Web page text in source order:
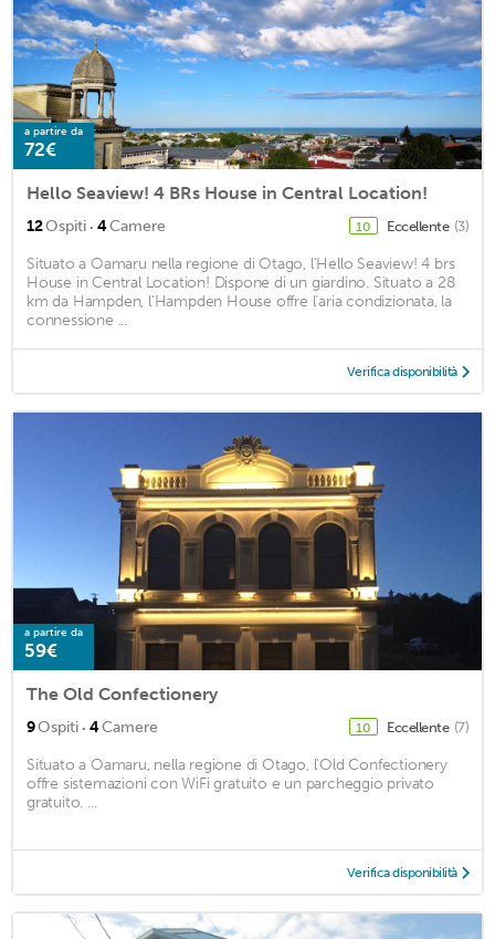
a partire da
72€
Hello Seaview! 4 BRs House in Central Location!
12Ospiti · 4Camere 10 Eccellente (3)
Situato a Oamaru nella regione di Otago, l'Hello Seaview! 4 brs
House in Central Location! Dispone di un giardino. Situato a 28
km da Hampden, l'Hampden House offre l'aria condizionata, la
connessione ...
Verifica disponibilità
a partire da
59€
The Old Confectionery
9Ospiti · 4Camere 10 Eccellente (7)
Situato a Oamaru, nella regione di Otago, l'Old Confectionery
offre sistemazioni con WiFi gratuito e un parcheggio privato
gratuito. ...
Verifica disponibilità